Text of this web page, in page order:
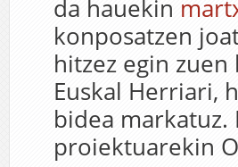
da hauekin
konposatzen
hitzez egin
Euskal Herriari,
bidea
proiektuarekin